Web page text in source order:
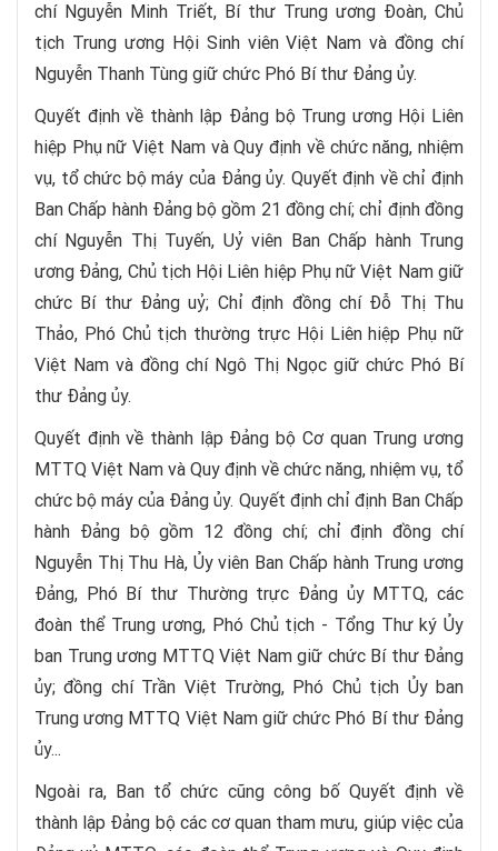
chí Nguyễn Minh Triết, Bí thư Trung ương Đoàn, Chủ
tịch Trung ương Hội Sinh viên Việt Nam và đồng chí
Nguyễn Thanh Tùng giữ chức Phó Bí thư Đảng ủy.
Quyết định về thành lập Đảng bộ Trung ương Hội Liên
hiệp Phụ nữ Việt Nam và Quy định về chức năng, nhiệm
vụ, tổ chức bộ máy của Đảng ủy. Quyết định về chỉ định
Ban Chấp hành Đảng bộ gồm 21 đồng chí; chỉ định đồng
chí Nguyễn Thị Tuyến, Uỷ viên Ban Chấp hành Trung
ương Đảng, Chủ tịch Hội Liên hiệp Phụ nữ Việt Nam giữ
chức Bí thư Đảng uỷ; Chỉ định đồng chí Đỗ Thị Thu
Thảo, Phó Chủ tịch thường trực Hội Liên hiệp Phụ nữ
Việt Nam và đồng chí Ngô Thị Ngọc giữ chức Phó Bí
thư Đảng ủy.
Quyết định về thành lập Đảng bộ Cơ quan Trung ương
MTTQ Việt Nam và Quy định về chức năng, nhiệm vụ, tổ
chức bộ máy của Đảng ủy. Quyết định chỉ định Ban Chấp
hành Đảng bộ gồm 12 đồng chí; chỉ định đồng chí
Nguyễn Thị Thu Hà, Ủy viên Ban Chấp hành Trung ương
Đảng, Phó Bí thư Thường trực Đảng ủy MTTQ, các
đoàn thể Trung ương, Phó Chủ tịch - Tổng Thư ký Ủy
ban Trung ương MTTQ Việt Nam giữ chức Bí thư Đảng
ủy; đồng chí Trần Việt Trường, Phó Chủ tịch Ủy ban
Trung ương MTTQ Việt Nam giữ chức Phó Bí thư Đảng
ủy...
Ngoài ra, Ban tổ chức cũng công bố Quyết định về
thành lập Đảng bộ các cơ quan tham mưu, giúp việc của